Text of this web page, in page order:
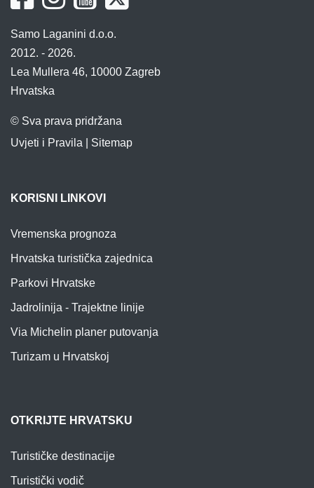
Samo Laganini d.o.o.
2012. - 2026.
Lea Mullera 46, 10000 Zagreb
Hrvatska
© Sva prava pridržana
Uvjeti i Pravila
Sitemap
KORISNI LINKOVI
Vremenska prognoza
Hrvatska turistička zajednica
Parkovi Hrvatske
Jadrolinija - Trajektne linije
Via Michelin planer putovanja
Turizam u Hrvatskoj
OTKRIJTE HRVATSKU
Turističke destinacije
Turistički vodič